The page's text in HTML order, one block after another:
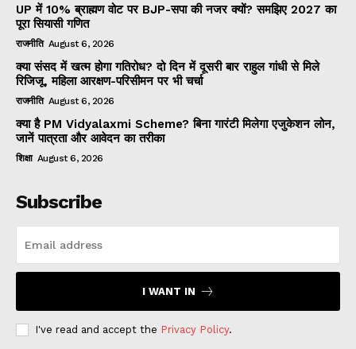
UP में 10% ब्राह्मण वोट पर BJP-सपा की नजर क्यों? समझिए 2027 का
पूरा सियासी गणित
राजनीति August 6, 2026
क्या संसद में खत्म होगा गतिरोध? दो दिन में दूसरी बार राहुल गांधी से मिले
रिजिजू, महिला आरक्षण-परिसीमन पर भी चर्चा
राजनीति August 6, 2026
क्या है PM Vidyalaxmi Scheme? बिना गारंटी मिलेगा एजुकेशन लोन,
जानें पात्रता और आवेदन का तरीका
शिक्षा August 6, 2026
Subscribe
I WANT IN
I've read and accept the Privacy Policy.